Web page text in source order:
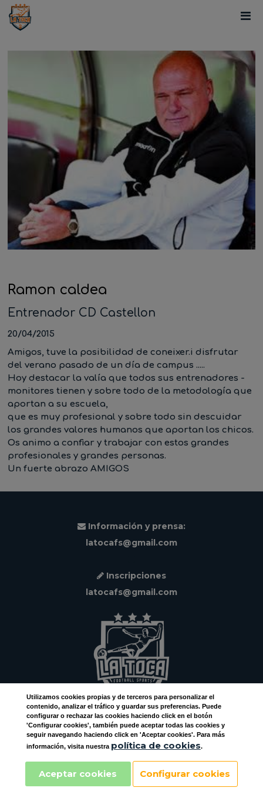
Ramon caldea
Entrenador CD Castellon
20/04/2015
Amigos, tuve la posibilidad de coneixer.i disfrutar
del verano pasado de un día de campus .....
Hoy destacar la valía que todos sus entrenadores -
monitores tienen y sobre todo de la metodología que
aportan a su escuela,
que es muy profesional y sobre todo sin descuidar
los grandes valores humanos que aportan los chicos.
Os animo a confiar y trabajar con estos grandes
profesionales y grandes personas.
Un fuerte abrazo AMIGOS
Información y prensa:
latocafs@gmail.com
Inscripciones
latocafs@gmail.com
Facebook
Instagram
Utilizamos cookiespropias y de terceros para personalizar el
contenido, analizar el tráfico y guardar sus preferencias. Puede
configurar o rechazar las cookies haciendo click en el botón
'Configurar cookies', también puede aceptar todas las cookies y
seguir navegando haciendo click en 'Aceptar cookies'. Para más
información, visita nuestra política de cookies.
Aceptar cookies Configurar cookies